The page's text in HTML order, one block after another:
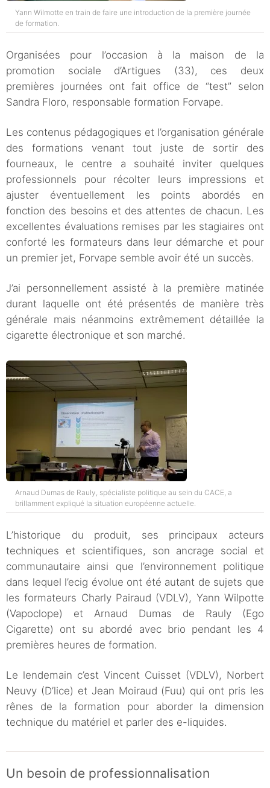
Yann Wilmotte en train de faire une introduction de la première journée
de formation.
Organisées pour l’occasion à la maison de la
promotion sociale d’Artigues (33), ces deux
premières journées ont fait office de “test” selon
Sandra Floro, responsable formation Forvape.
Les contenus pédagogiques et l’organisation générale
des formations venant tout juste de sortir des
fourneaux, le centre a souhaité inviter quelques
professionnels pour récolter leurs impressions et
ajuster éventuellement les points abordés en
fonction des besoins et des attentes de chacun. Les
excellentes évaluations remises par les stagiaires ont
conforté les formateurs dans leur démarche et pour
un premier jet, Forvape semble avoir été un succès.
J’ai personnellement assisté à la première matinée
durant laquelle ont été présentés de manière très
générale mais néanmoins extrêmement détaillée la
cigarette électronique et son marché.
Arnaud Dumas de Rauly, spécialiste politique au sein du CACE, a
brillamment expliqué la situation européenne actuelle.
L’historique du produit, ses principaux acteurs
techniques et scientifiques, son ancrage social et
communautaire ainsi que l’environnement politique
dans lequel l’ecig évolue ont été autant de sujets que
les formateurs Charly Pairaud (VDLV), Yann Wilpotte
(Vapoclope) et Arnaud Dumas de Rauly (Ego
Cigarette) ont su abordé avec brio pendant les 4
premières heures de formation.
Le lendemain c’est Vincent Cuisset (VDLV), Norbert
Neuvy (D’lice) et Jean Moiraud (Fuu) qui ont pris les
rênes de la formation pour aborder la dimension
technique du matériel et parler des e-liquides.
Un besoin de professionnalisation